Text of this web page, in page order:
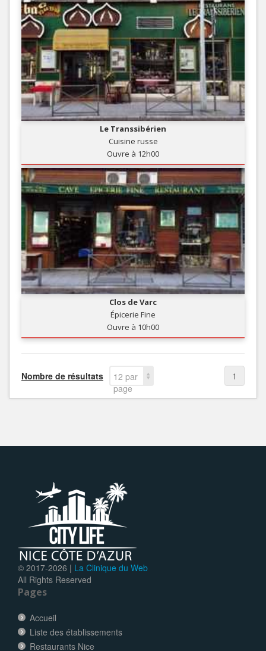
Le Transsibérien
Cuisine russe
Ouvre à 12h00
Clos de Varc
Épicerie Fine
Ouvre à 10h00
Nombre de résultats
12 par
page
1
© 2017-2026 | La Clinique du Web
All Rights Reserved
Pages
Accueil
Liste des établissements
Restaurants Nice